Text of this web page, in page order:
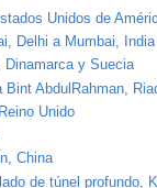
Unidos de
Delhi a Mumbai, India
Dinamarca y Suecia
AbdulRahman,
Unido
China
de túnel profundo,